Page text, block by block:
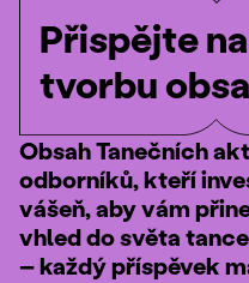
Přispějte na
tvorbu
Obsah Tanečních
odborníků, kteří
vášeň, aby vám
vhled do světa
– každý příspěvek